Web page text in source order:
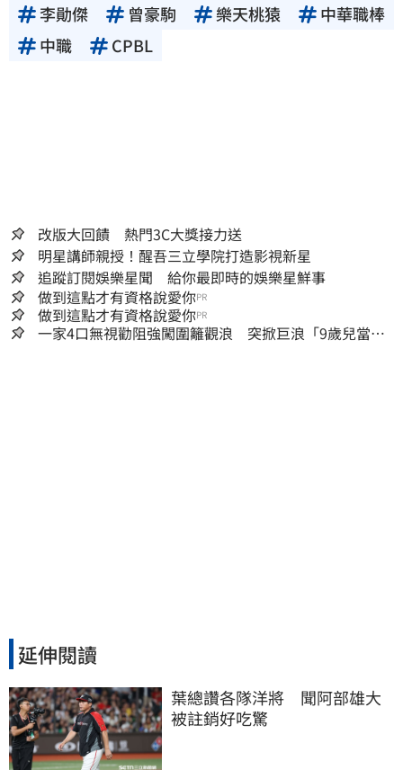
李勛傑 曾豪駒 樂天桃猿
中華職棒
中職
CPBL
改版大回饋 熱門3C大獎接力送
明星講師親授！醒吾三立學院打造影視新星
追蹤訂閱娛樂星聞 給你最即時的娛樂星鮮事
做到這點才有資格說愛你PR
做到這點才有資格說愛你PR
一家4口無視勸阻強闖圍籬觀浪 突掀巨浪「9歲兒當場
延伸閱讀
葉總讚各隊洋將　聞阿部雄大
被註銷好吃驚